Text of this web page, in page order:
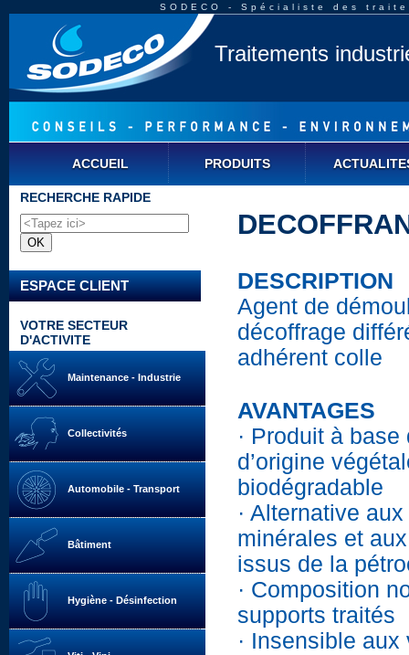
SODECO - Spécialiste des
Traitements
ACCUEIL PRODUITS
RECHERCHE RAPIDE
ESPACE CLIENT
VOTRE SECTEUR
D'ACTIVITE
Maintenance - Industrie
Collectivités
Automobile - Transport
Bâtiment
Hygiène - Désinfection
DESCRIPTION
Agent de
décoffrage
adhérent colle
AVANTAGES
· Produit à
d’origine
biodégradable
· Alternative
minérales et
issus de la
· Composition
supports traités
· Insensible